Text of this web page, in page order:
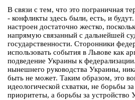
В связи с тем, что это пограничная
- конфликты здесь были, есть, и
настроен достаточно жестко,
напрямую связанный с дальнейшей
государственности. Сторонники
использовать события в Львове как
подведение Украины к
нынешнего руководства Украины,
быть не может. Таким образом, это
идеологической схватки, не борьбы
приоритеты, а борьбы за устройство